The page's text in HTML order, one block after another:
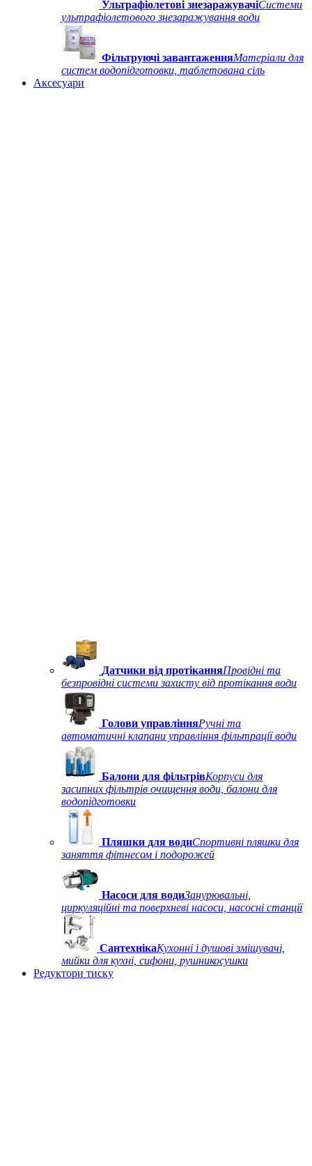
Ультрафіолетові знезаражувачіСистеми
ультрафіолетового знезаражування води
Фільтруючі завантаженняМатеріали для
систем водопідготовки, таблетована сіль
Аксесуари
Датчики від протіканняПровідні та
безпровідні системи захисту від протікання води
Голови управлінняРучні та
автоматичні клапани управління фільтрації води
Балони для фільтрівКорпуси для
засипних фільтрів очищення води, балони для
водопідготовки
Пляшки для водиСпортивні пляшки для
заняття фітнесом і подорожей
Насоси для водиЗанурювальні,
циркуляційні та поверхневі насоси, насосні станції
СантехнікаКухонні і душові змішувачі,
мийки для кухні, сифони, рушникосушки
Редуктори тиску